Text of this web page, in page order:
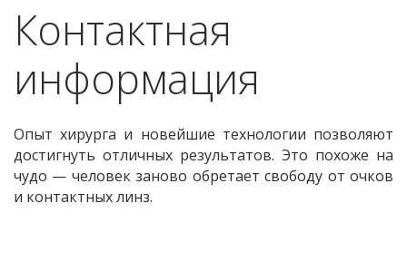
Контактная
информация
Опыт хирурга и новейшие технологии позволяют
достигнуть отличных результатов. Это похоже на
чудо — человек заново обретает свободу от очков
и контактных линз.